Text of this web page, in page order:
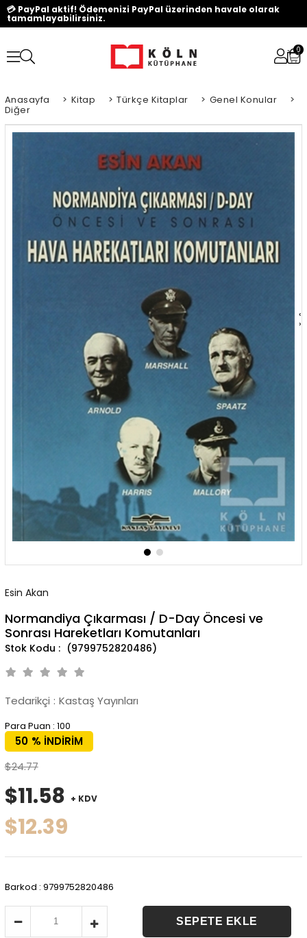
💳 PayPal aktif! Ödemenizi PayPal üzerinden havale olarak
tamamlayabilirsiniz.
0
Anasayfa > Kitap > Türkçe Kitaplar > Genel Konular >
Diğer
‹
›
Esin Akan
Normandiya Çıkarması / D-Day Öncesi ve
Sonrası Hareketları Komutanları
(9799752820486)
Tedarikçi : Kastaş Yayınları
Para Puan : 100
%
50
İNDIRIM
$24.77
$11.58 + KDV
$12.39
Barkod : 9799752820486